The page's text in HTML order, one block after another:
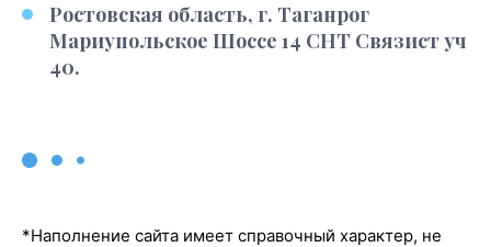
Ростовская область, г. Таганрог
Мариупольское Шоссе 14 СНТ Связист уч
40.
*Наполнение сайта имеет справочный характер, не